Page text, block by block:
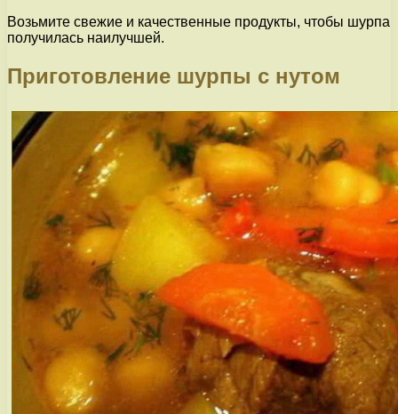
Возьмите свежие и качественные продукты, чтобы шурпа
получилась наилучшей.
Приготовление шурпы с нутом